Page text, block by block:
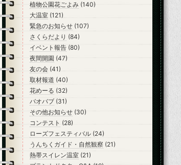
植物公園花ごよみ (140)
大温室 (121)
緊急のお知らせ (107)
さくらだより (84)
イベント報告 (80)
夜間開園 (47)
友の会 (41)
取材報道 (40)
花めーる (32)
バオバブ (31)
その他お知らせ (30)
コンテスト (28)
ローズフェスティバル (24)
うんちくガイド・自然観察 (21)
熱帯スイレン温室 (21)